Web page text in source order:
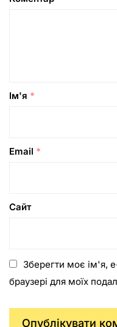
Ім'я *
Email *
Сайт
Зберегти моє ім'я,
браузері для моїх